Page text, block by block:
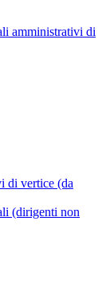
amministrativi di
di vertice (da
(dirigenti non